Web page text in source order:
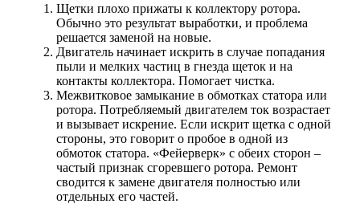
Щетки плохо прижаты к коллектору ротора.
Обычно это результат выработки, и проблема
решается заменой на новые.
Двигатель начинает искрить в случае попадания
пыли и мелких частиц в гнезда щеток и на
контакты коллектора. Помогает чистка.
Межвитковое замыкание в обмотках статора или
ротора. Потребляемый двигателем ток возрастает
и вызывает искрение. Если искрит щетка с одной
стороны, это говорит о пробое в одной из
обмоток статора. «Фейерверк» с обеих сторон –
частый признак сгоревшего ротора. Ремонт
сводится к замене двигателя полностью или
отдельных его частей.